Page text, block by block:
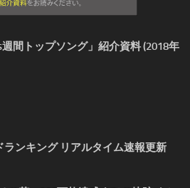
週間トップソング」紹介資料 (2018年
ランキング リアルタイム速報更新